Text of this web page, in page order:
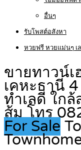
อื่นๆ
รับโพสต์อสังหา
หวยฟรี หวยแม่นๆ เ
ขายทาวน์
เคหะธานี
ทำเลดี ใก
ส้ม โทร
For Sale